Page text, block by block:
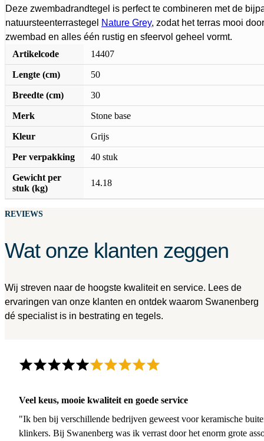
Deze zwembadrandtegel is perfect te combineren met de
natuursteenterrastegel Nature Grey, zodat het terras mooi
zwembad en alles één rustig en sfeervol geheel vormt.
Artikelcode
14407
Lengte (cm) 50
Breedte (cm) 30
Merk Stone base
Kleur Grijs
Per verpakking 40 stuk
Gewicht per
stuk (kg)
14.18
REVIEWS
Wat onze klanten zeggen
Wij streven naar de hoogste kwaliteit en service. Lees de
ervaringen van onze klanten en ontdek waarom Swanenberg
dé specialist is in bestrating en tegels.
Veel keus, mooie kwaliteit en goede service
"Ik ben bij verschillende bedrijven geweest voor keramische
klinkers. Bij Swanenberg was ik verrast door het enorm grote